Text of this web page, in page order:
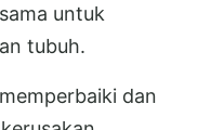
untuk
tubuh.
dan